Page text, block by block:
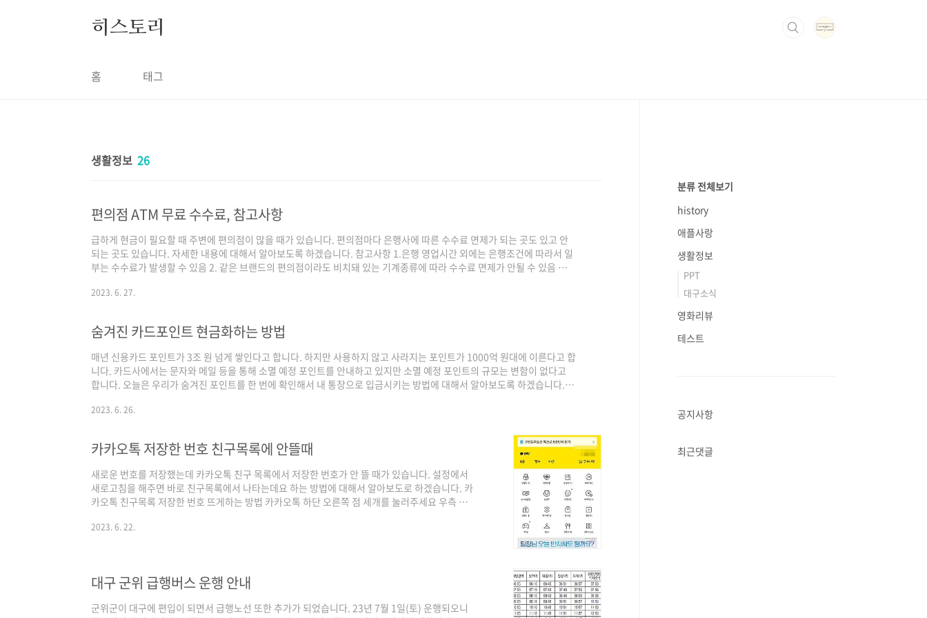
히스토리
홈 태그
생활정보 26
편의점 ATM 무료 수수료, 참고사항
급하게 현금이 필요할 때 주변에 편의점이 많을 때가 있습니다. 편의점마다 은행사에 따른 수수료 면제가 되는 곳도 있고 안
되는 곳도 있습니다. 자세한 내용에 대해서 알아보도록 하겠습니다. 참고사항 1.은행 영업시간 외에는 은행조건에 따라서 일
부는 수수료가 발생할 수 있음 2. 같은 브랜드의 편의점이라도 비치돼 있는 기계종류에 따라 수수료 면제가 안될 수 있음 편의
뱅크 삼성증권 광주은행 2) 세븐일레븐 국민은행 카카오뱅크 부산은행 경남은행 토스뱅크 제주은행 시티은행 유안타증권
2023. 6. 27.
숨겨진 카드포인트 현금화하는 방법
매년 신용카드 포인트가 3조 원 넘게 쌓인다고 합니다. 하지만 사용하지 않고 사라지는 포인트가 1000억 원대에 이른다고 합
니다. 카드사에서는 문자와 메일 등을 통해 소멸 예정 포인트를 안내하고 있지만 소멸 예정 포인트의 규모는 변함이 없다고
합니다. 오늘은 우리가 숨겨진 포인트를 한 번에 확인해서 내 통장으로 입금시키는 방법에 대해서 알아보도록 하겠습니다. 소
바로가기를 클릭해 주세요. 비회원조회하기를 클릭해 주세요. 개인정보 수집 및 이용 등에 대한 동의를 해주시고 개인인증 해
2023. 6. 26.
카카오톡 저장한 번호 친구목록에 안뜰때
새로운 번호를 저장했는데 카카오톡 친구 목록에서 저장한 번호가 안 뜰 때가 있습니다. 설정에서
새로고침을 해주면 바로 친구목록에서 나타는데요 하는 방법에 대해서 알아보도로 하겠습니다. 카
카오톡 친구목록 저장한 번호 뜨게하는 방법 카카오톡 하단 오른쪽 점 세개를 눌러주세요 우측 상
참고하시길 바랍니다.)
2023. 6. 22.
대구 군위 급행버스 운행 안내
군위군이 대구에 편입이 되면서 급행노선 또한 추가가 되었습니다. 23년 7월 1일(토) 운행되오니
분류 전체보기
history
애플사랑
생활정보
PPT
대구소식
영화리뷰
테스트
공지사항
최근댓글